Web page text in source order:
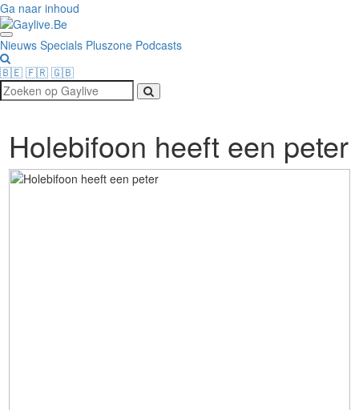
Ga naar inhoud
Menu
openen
Nieuws Specials Pluszone Podcasts
🇧🇪 🇫🇷 🇬🇧
Zoeken
op
Holebifoon heeft een peter